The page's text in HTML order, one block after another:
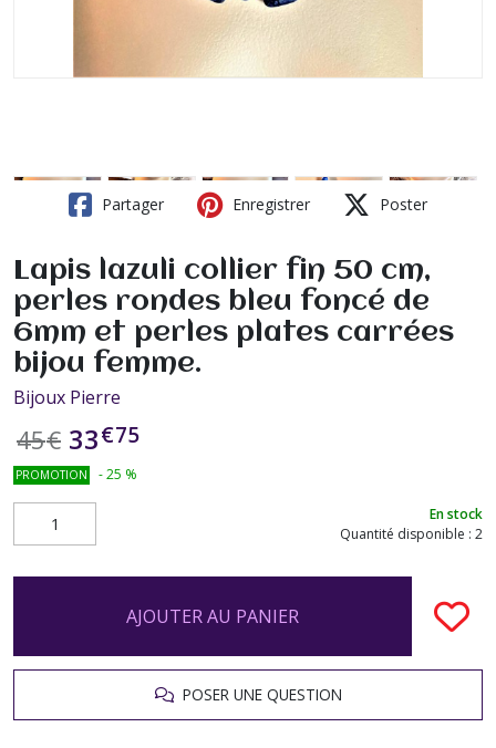
Partager Enregistrer Poster
Lapis lazuli collier fin 50 cm,
perles rondes bleu foncé de
6mm et perles plates carrées
bijou femme.
Bijoux Pierre
45€ 33€75
PROMOTION -25 %
En stock
Quantité disponible : 2
AJOUTER AU PANIER
POSER UNE QUESTION